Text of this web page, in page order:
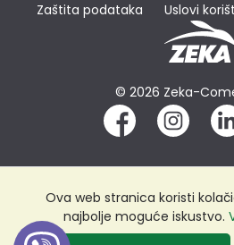
Zaštita podataka Uslovi
© 2026 Zeka-
Ova web stranica koristi
najbolje moguće iskustvo.